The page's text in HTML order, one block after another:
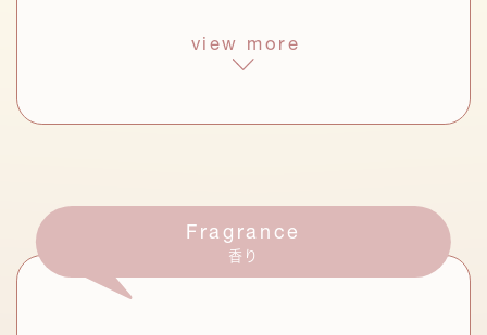
発酵液*3
ハトムギ種子発酵液
スキンケアに多く用いられる素材・ハト
クレンジング オイル
シリーズ共通の3種を含む
合計5種のヒト型セラミドをナノカプセル化。
お手入れのスタート段階で角層に届けることで、
うるおいを抱え込める肌が持続。
view more
Fragrance
香り